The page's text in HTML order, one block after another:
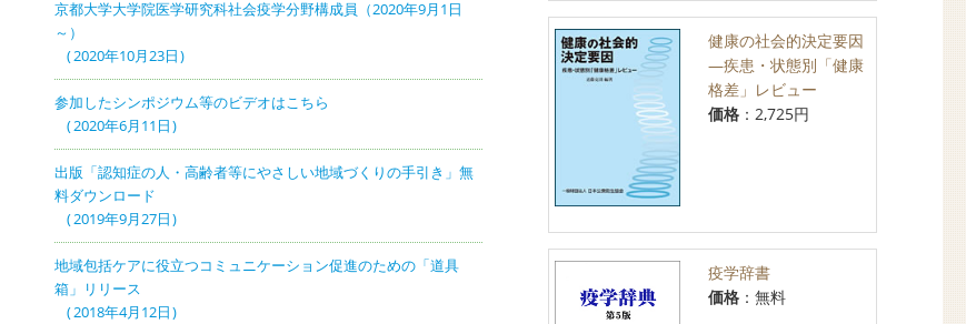
京都大学大学院医学研究科社会疫学分野構成員（2020年9月1日
～）
2020年10月23日
参加したシンポジウム等のビデオはこちら
2020年6月11日
出版「認知症の人・高齢者等にやさしい地域づくりの手引き」無
料ダウンロード
2019年9月27日
地域包括ケアに役立つコミュニケーション促進のための「道具
箱」リリース
2018年4月12日
健康の社会的決定要因
―疾患・状態別「健康
格差」レビュー
価格：2,725円
疫学辞書
価格：無料